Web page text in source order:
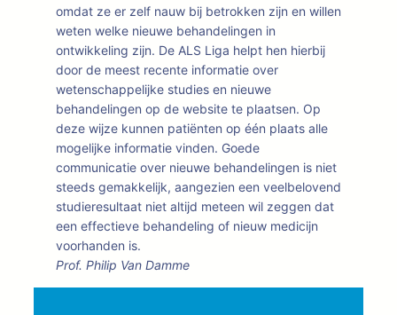
omdat ze er zelf nauw bij betrokken zijn en willen
weten welke nieuwe behandelingen in
ontwikkeling zijn. De ALS Liga helpt hen hierbij
door de meest recente informatie over
wetenschappelijke studies en nieuwe
behandelingen op de website te plaatsen. Op
deze wijze kunnen patiënten op één plaats alle
mogelijke informatie vinden. Goede
communicatie over nieuwe behandelingen is niet
steeds gemakkelijk, aangezien een veelbelovend
studieresultaat niet altijd meteen wil zeggen dat
een effectieve behandeling of nieuw medicijn
voorhanden is.
Prof. Philip Van Damme